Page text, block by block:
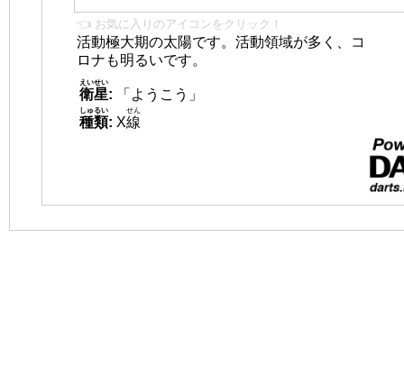
👈 お気に入りのアイコンをクリック！
活動極大期の太陽です。活動領域が多く、コ
ロナも明るいです。
衛星
えいせい
:
「ようこう」
種類
しゅるい
: X線
せん